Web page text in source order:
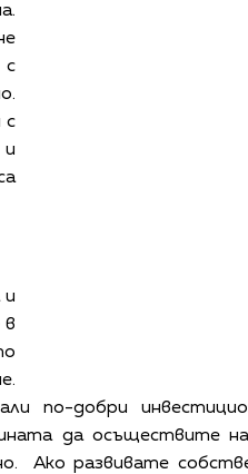
с
с
и
и
в
по-добри
да осъществите
Ако развивате